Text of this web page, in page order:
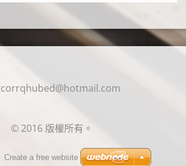
hubed@hotmail.com
© 2016 版權所有。
Create a free website